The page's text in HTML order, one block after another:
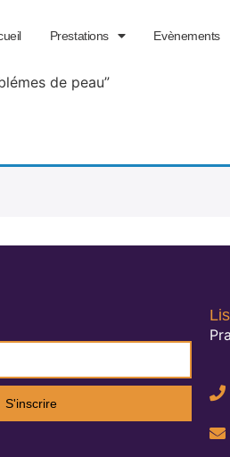
Prestations Evènements
de peau”
S'inscrire